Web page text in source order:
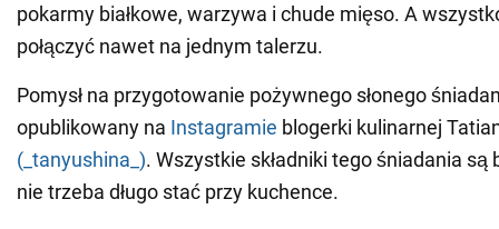
pokarmy białkowe, warzywa i chude mięso. A
połączyć nawet na jednym talerzu.
Pomysł na przygotowanie pożywnego słonego
opublikowany na Instagramie blogerki kulinarnej
(_tanyushina_). Wszystkie składniki tego śniadania są
nie trzeba długo stać przy kuchence.